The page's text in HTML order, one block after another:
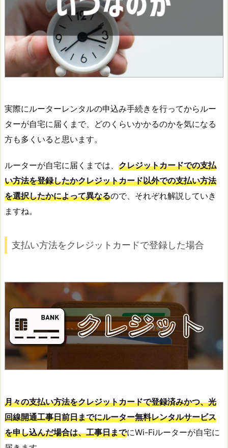
実際にルーターレンタルの申込み手続きを行ってからルー
ターが自宅に届くまで、どのくらいかかるのかを気になる
方も多くいると思います。
ルーターが自宅に届くまでは、 クレジットカードでの支払
い方法を登録したかクレジットカード以外での支払い方法
を選択したかによって異なるので、それぞれ解説していき
ますね。
支払い方法をクレジットカードで登録した場合
月々の支払い方法をクレジットカードで登録済みかつ、光
回線開通工事日前日までにルーター無料レンタルサービス
を申し込んだ場合は、工事日までにWi-Fiルーターが自宅に